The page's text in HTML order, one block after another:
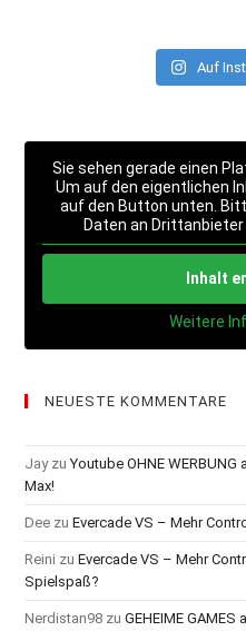
Auf
Sie sehen gerade einen
Um auf den eigentlichen
auf den Button unten.
Daten an
Inhalt
Weitere
NEUESTE KOMMENTARE
JayzuYoutube OHNE
Max!
Dee zuEvercade VS – Mehr
Reini zuEvercade VS – Mehr
Spielspaß?
Nerdistan98 zuGEHEIME